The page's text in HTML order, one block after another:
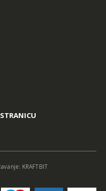
KRAFTBIT